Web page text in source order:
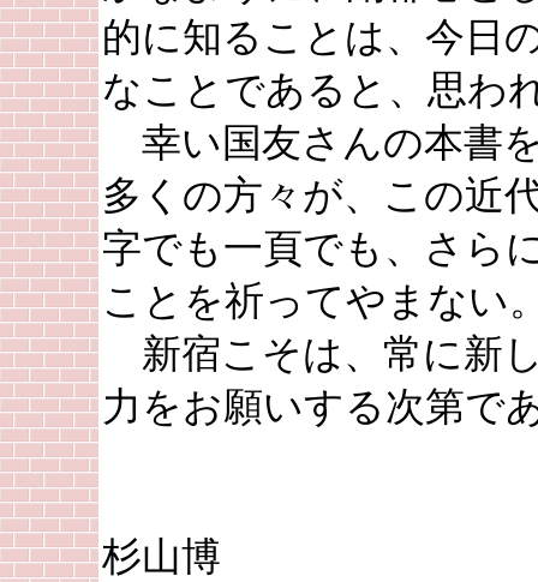
的に知ることは、今日
なことであると、思わ
幸い国友さんの本書
多くの方々が、この近
字でも一頁でも、さら
ことを祈ってやまない
新宿こそは、常に新
力をお願いする次第で
杉山博